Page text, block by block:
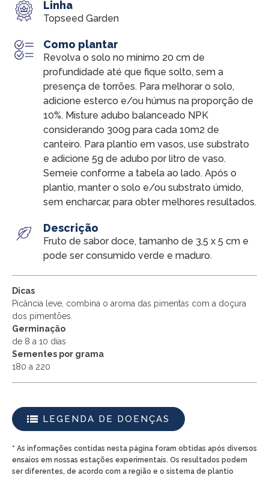
Linha
Topseed Garden
Como plantar
Revolva o solo no mínimo 20 cm de
profundidade até que fique solto, sem a
presença de torrões. Para melhorar o solo,
adicione esterco e/ou húmus na proporção de
10%. Misture adubo balanceado NPK
considerando 300g para cada 10m2 de
canteiro. Para plantio em vasos, use substrato
e adicione 5g de adubo por litro de vaso.
Semeie conforme a tabela ao lado. Após o
plantio, manter o solo e/ou substrato úmido,
sem encharcar, para obter melhores resultados.
Descrição
Fruto de sabor doce, tamanho de 3,5 x 5 cm e
pode ser consumido verde e maduro.
Dicas
Picância leve, combina o aroma das pimentas com a doçura
dos pimentões.
Germinação
de 8 a 10 dias
Sementes por grama
180 a 220
LEGENDA DE DOENÇAS
* As informações contidas nesta página foram obtidas após diversos
ensaios em nossas estações experimentais. Os resultados podem
ser diferentes, de acordo com a região e o sistema de plantio